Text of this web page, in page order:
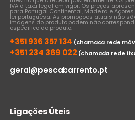
IVA à taxa legal em vigor. Os preços
para Portugal Continental, Madeira e
lei portuguesa. As promoções atuais não
imagens do produto podem não
específico do produto.
+351 936 357 134 (chamada rede
+351 234 369 022 (chamada rede
geral@pescabarrento.pt
Ligações Úteis